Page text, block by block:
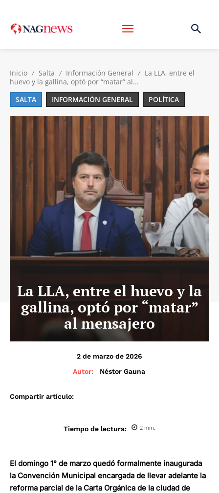
Inicio Salta Información General
La LLA, entre el
huevo y la gallina, optó por “matar” al...
SALTA
INFORMACIÓN GENERAL POLÍTICA
La LLA, entre el huevo y la
gallina, optó por “matar”
al mensajero
2 de marzo de 2026
Autor:
Néstor Gauna
Compartir artículo:
Tiempo de lectura: 2 min.
El domingo 1° de marzo quedó formalmente inaugurada
la Convención Municipal encargada de llevar adelante la
reforma parcial de la Carta Orgánica de la ciudad de